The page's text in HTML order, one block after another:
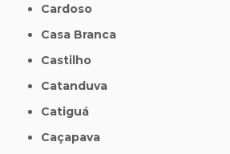
Cardoso
Casa Branca
Castilho
Catanduva
Catiguá
Caçapava